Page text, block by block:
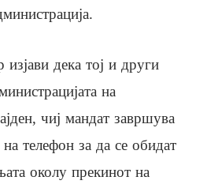
изјави дека тој и други
на
чиј мандат завршува
телефон за да се обидат
околу прекинот на